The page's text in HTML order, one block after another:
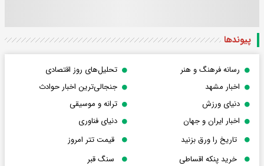
پیوندها
رسانه فرهنگ و هنر
تحلیل‌های روز اقتصادی
اخبار مشهد
جنجالی‌ترین اخبار حوادث
دنیای ورزش
ترانه و موسیقی
اخبار ایران و جهان
دنیای فناوری
تاریخ را ورق بزنید
قیمت تتر امروز
خرید پنکه اقساطی
سنگ قبر